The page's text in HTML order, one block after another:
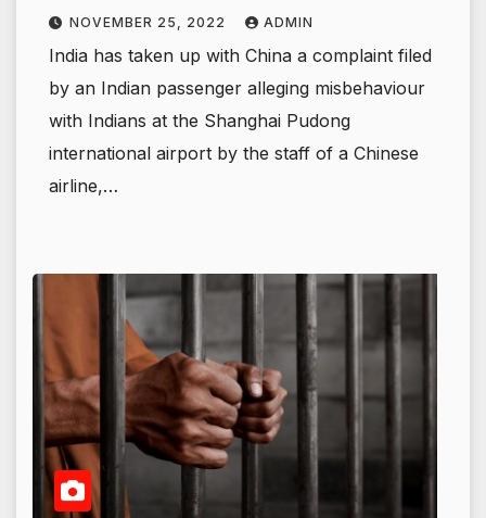
NOVEMBER 25, 2022 ADMIN
India has taken up with China a complaint filed
by an Indian passenger alleging misbehaviour
with Indians at the Shanghai Pudong
international airport by the staff of a Chinese
airline,…